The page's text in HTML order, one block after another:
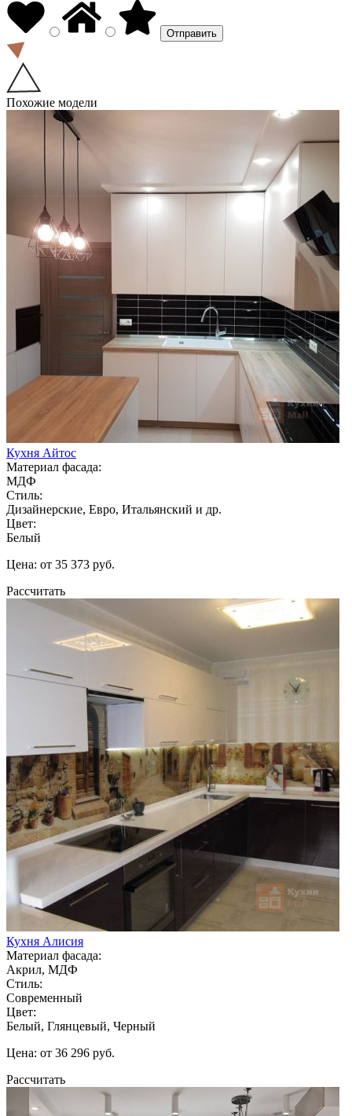
Похожие модели
Кухня Айтос
Материал фасада:
МДФ
Стиль:
Дизайнерские, Евро, Итальянский и др.
Цвет:
Белый
Цена: от 35 373 руб.
Рассчитать
Кухня Алисия
Материал фасада:
Акрил, МДФ
Стиль:
Современный
Цвет:
Белый, Глянцевый, Черный
Цена: от 36 296 руб.
Рассчитать